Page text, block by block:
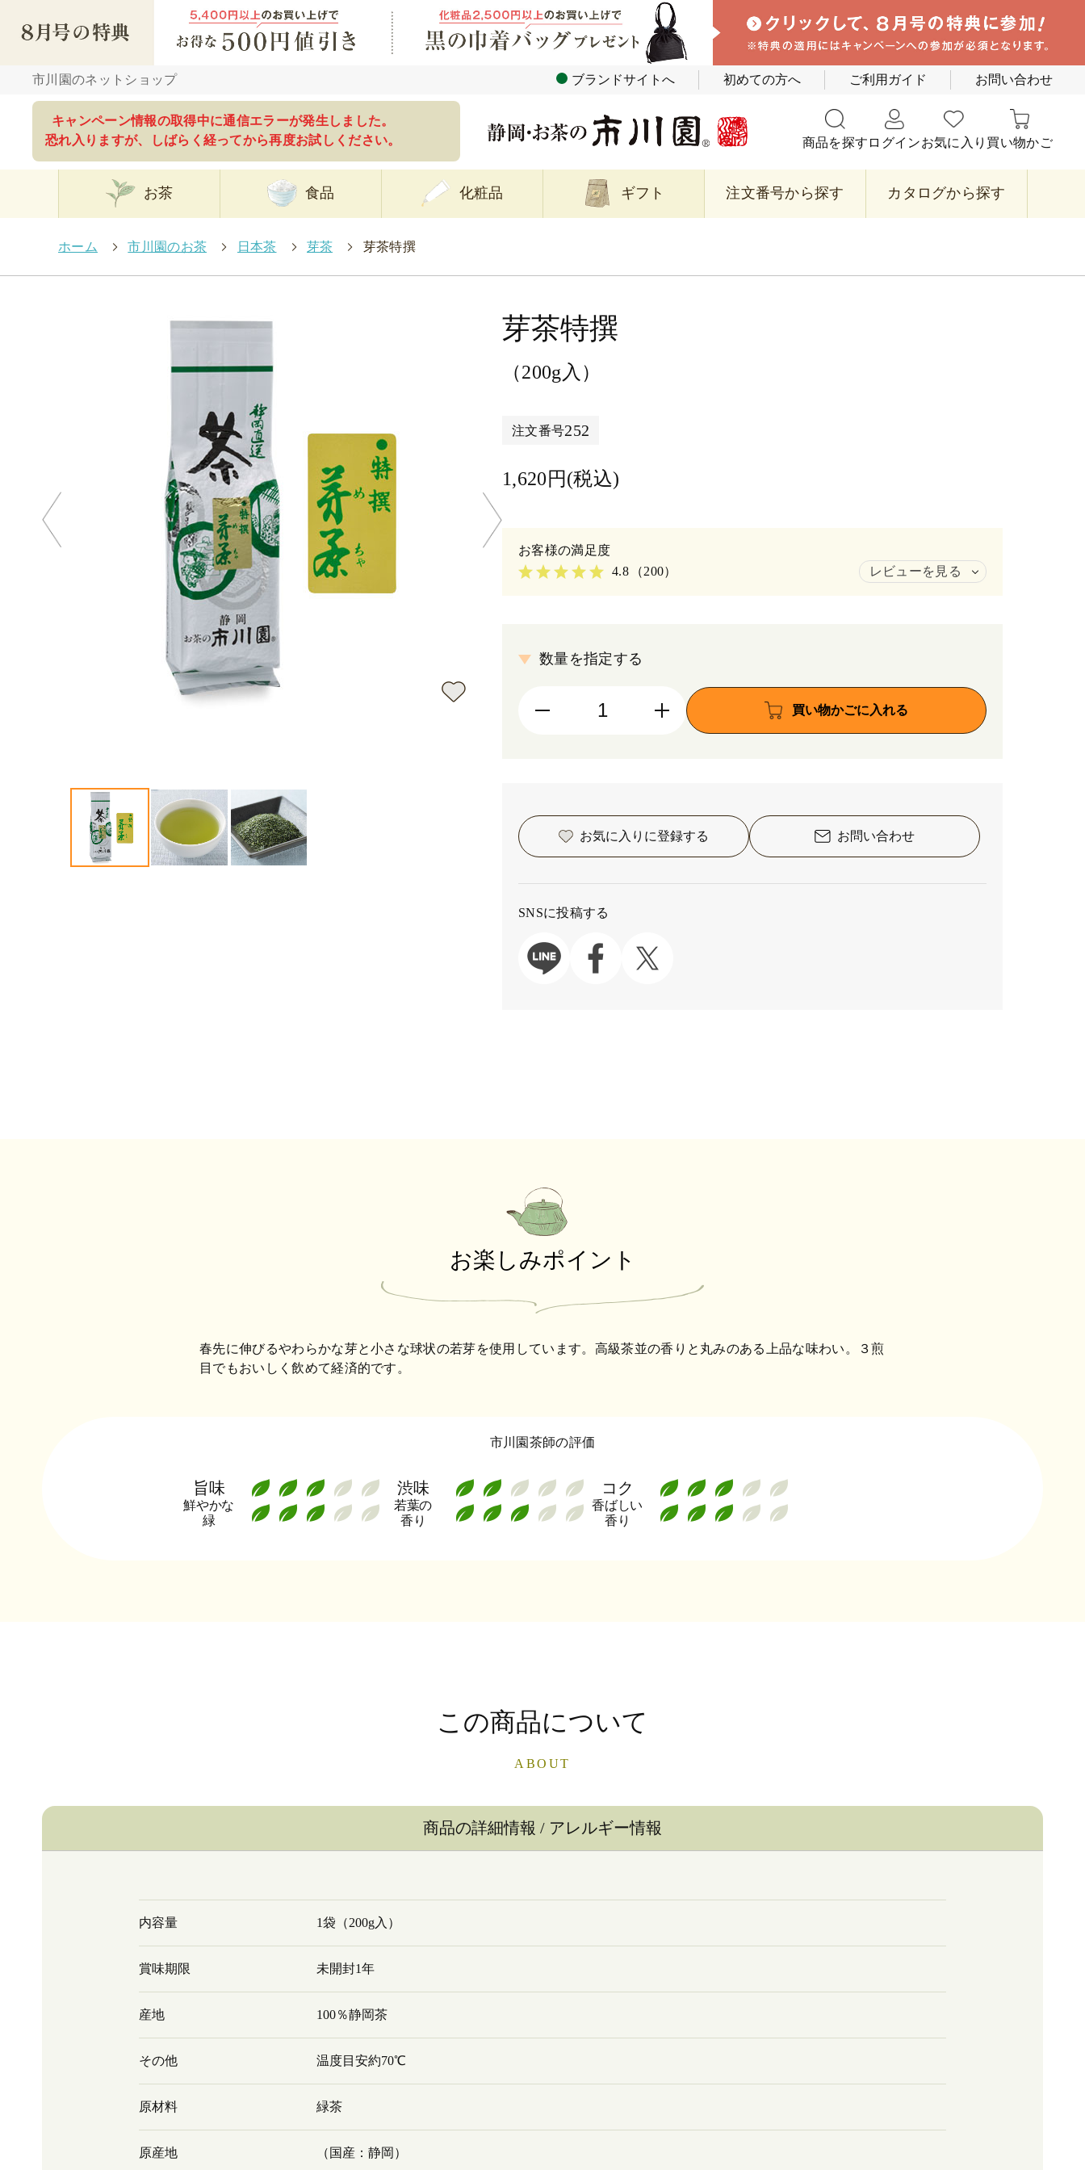
市川園のネットショップ ブランドサイトへ 初めての方へ ご利用ガイド お問い合わせ
キャンペーン情報の取得中に通信エラーが発生しました。
恐れ入りますが、しばらく経ってから再度お試しください。
商品を探す ログインお気に入り 買い物かご
お茶 食品 化粧品 ギフト 注文番号から探す カタログから探す
ホーム > 市川園のお茶 > 日本茶 > 芽茶 > 芽茶特撰
芽茶特撰
（200g入）
注文番号252
1,620円(税込)
4.8 （200） レビューを見る
数量を指定する
買い物かごに入れる
お気に入りに登録する お問い合わせ
SNSに投稿する
お楽しみポイント
春先に伸びるやわらかな芽と小さな球状の若芽を使用しています。高級茶並の香りと丸みのある上品な味わい。３煎
目でもおいしく飲めて経済的です。
市川園茶師の評価
旨味 渋味 コク
鮮やかな
緑
若葉の
香り
香ばしい
香り
この商品について
ABOUT
商品の詳細情報 / アレルギー情報
内容量 1袋（200g入）
賞味期限 未開封1年
産地 100％静岡茶
その他 温度目安約70℃
原材料 緑茶
原産地 （国産：静岡）